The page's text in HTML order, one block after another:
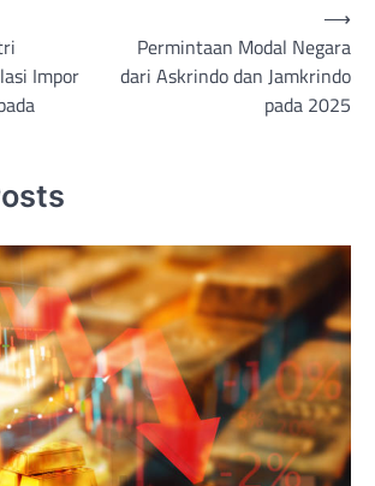
Impor
Permintaan Modal Negara
dari Askrindo dan Jamkrindo
pada 2025
⟶